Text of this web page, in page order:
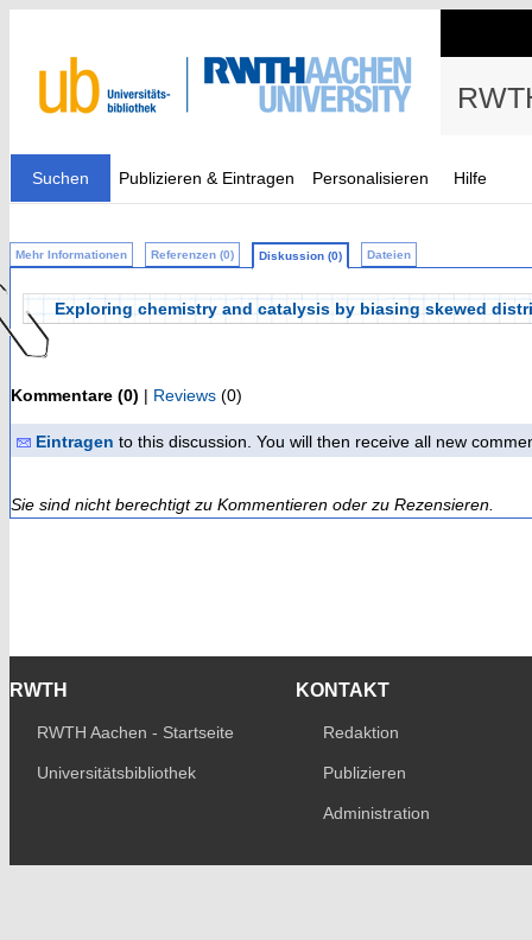
Suchen Publizieren & Eintragen Personalisieren Hilfe
Mehr Informationen Referenzen (0) Diskussion (0) Dateien
Exploring chemistry and catalysis by biasing skewed
Kommentare (0) | Reviews (0)
Eintragen to this discussion. You will then receive all new
Sie sind nicht berechtigt zu Kommentieren oder zu Rezensieren.
RWTH
RWTH Aachen - Startseite
Universitätsbibliothek
KONTAKT
Redaktion
Publizieren
Administration